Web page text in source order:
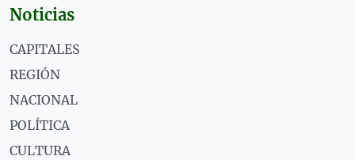
Noticias
CAPITALES
REGIÓN
NACIONAL
POLÍTICA
CULTURA